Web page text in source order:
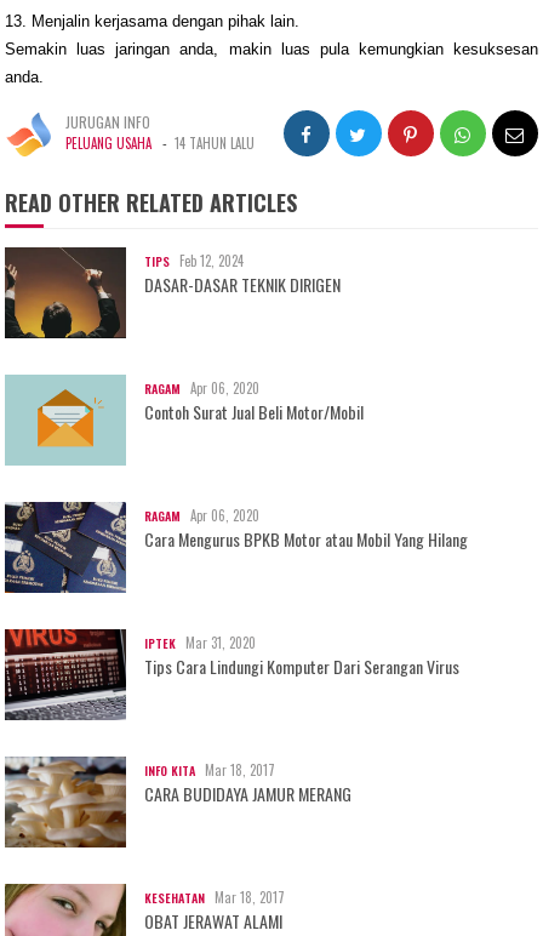
13. Menjalin kerjasama dengan pihak lain.
Semakin luas jaringan anda, makin luas pula kemungkian kesuksesan
anda.
JURUGAN INFO
PELUANG USAHA - 14 TAHUN LALU
READ OTHER RELATED ARTICLES
TIPS Feb 12, 2024
DASAR-DASAR TEKNIK DIRIGEN
RAGAM Apr 06, 2020
Contoh Surat Jual Beli Motor/Mobil
RAGAM Apr 06, 2020
Cara Mengurus BPKB Motor atau Mobil Yang Hilang
IPTEK Mar 31, 2020
Tips Cara Lindungi Komputer Dari Serangan Virus
INFO KITA Mar 18, 2017
CARA BUDIDAYA JAMUR MERANG
KESEHATAN Mar 18, 2017
OBAT JERAWAT ALAMI